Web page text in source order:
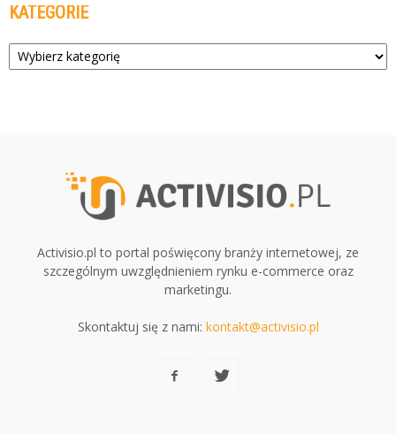
KATEGORIE
Kategorie
Activisio.pl to portal poświęcony branży internetowej, ze
szczególnym uwzględnieniem rynku e-commerce oraz
marketingu.
Skontaktuj się z nami: kontakt@activisio.pl